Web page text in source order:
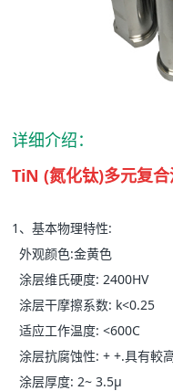
详细介绍：
TiN (氮化钛)多元复
1、基本物理特性:
外观颜色:金黄色
涂层维氏硬度: 2400HV
涂层干摩擦系数: k<0.25
适应工作温度: <600C
涂层抗腐蚀性: + +.具有較
涂层厚度: 2~ 3.5μ